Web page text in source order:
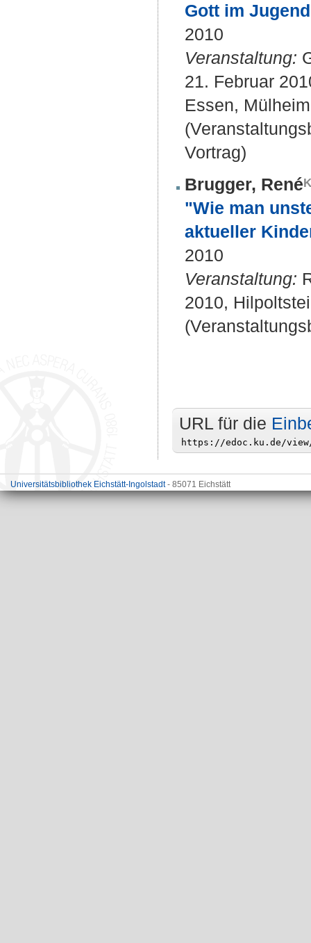
Gott im
2010
Veranstaltung:
21. Februar
Essen,
Vortrag)
Brugger, René
"Wie man
aktueller
2010
Veranstaltung:
2010,
URL für die
Universitätsbibliothek Eichstätt-Ingolstadt- 85071 Eichstätt